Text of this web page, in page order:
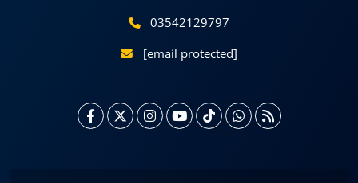
03542129797
[email protected]